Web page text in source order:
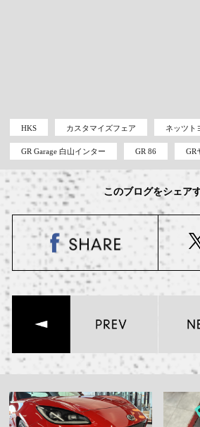
HKS カスタマイズフェア ネッツト
GR Garage 白山インター GR 86 GR
このブログをシェア